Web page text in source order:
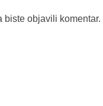
biste objavili komentar.